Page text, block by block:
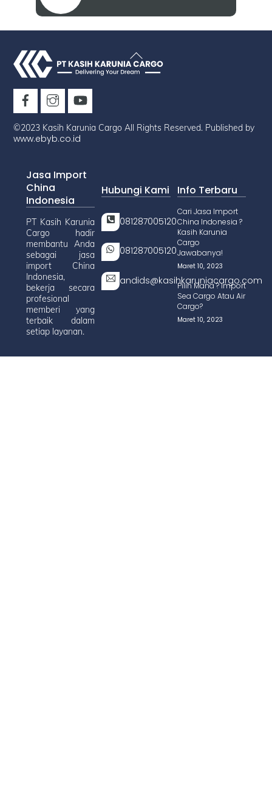
Back
To
Top
©2023 Kasih Karunia Cargo All Rights Reserved. Published by
www.ebyb.co.id
Jasa Import
China
Indonesia
PT Kasih Karunia
Cargo hadir
membantu Anda
sebagai jasa
import China
Indonesia,
bekerja secara
profesional
memberi yang
terbaik dalam
setiap layanan.
Hubungi Kami
081287005120
081287005120
andids@kasihkaruniacargo.com
Info Terbaru
Cari Jasa Import
China Indonesia ?
Kasih Karunia
Cargo
Jawabanya!
Maret 10, 2023
Pilih Mana ? Import
Sea Cargo Atau Air
Cargo?
Maret 10, 2023